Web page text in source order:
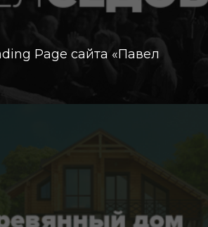
Page сайта «Павел